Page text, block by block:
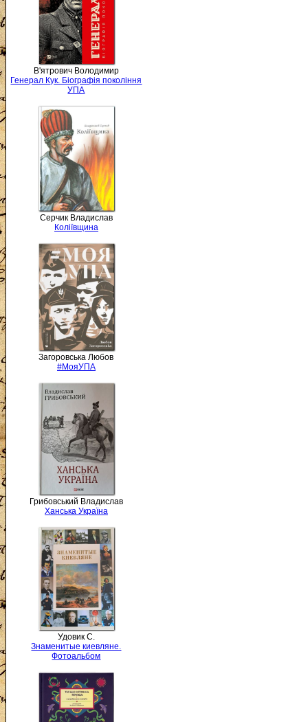
В'ятрович Володимир
Генерал Кук. Біографія покоління
УПА
Серчик Владислав
Коліївщина
Загоровська Любов
#МояУПА
Грибовський Владислав
Ханська Україна
Удовик С.
Знаменитые киевляне.
Фотоальбом